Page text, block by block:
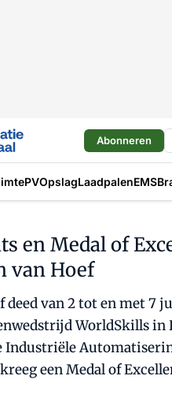
Abonneren
PVOpslagLaadpalenEMS
en Medal of
van Hoef
deed van 2 tot en met 7
WorldSkills in
Industriële
een Medal of